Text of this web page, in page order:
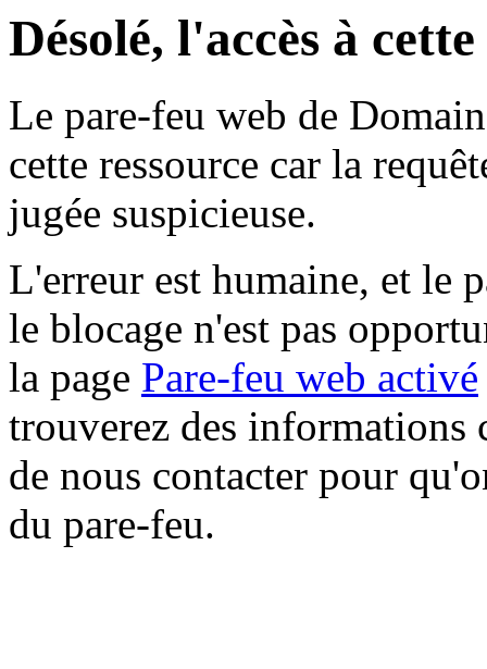
Désolé, l'accès à
Le pare-feu web de
cette ressource car la
jugée suspicieuse.
L'erreur est humaine, et le
le blocage n'est pas
la page Pare-feu web activé
trouverez des informations
de nous contacter pour
du pare-feu.